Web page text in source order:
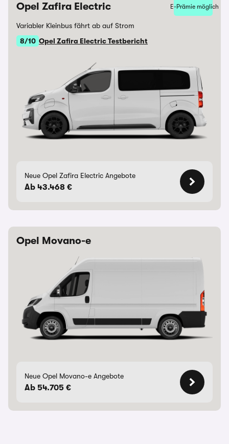
Opel Zafira Electric E-Prämie möglich
Variabler Kleinbus fährt ab auf Strom
8/10 Opel Zafira Electric Testbericht
Neue Opel Zafira Electric Angebote
Ab 43.468 €
Opel Movano-e
Neue Opel Movano-e Angebote
Ab 54.705 €